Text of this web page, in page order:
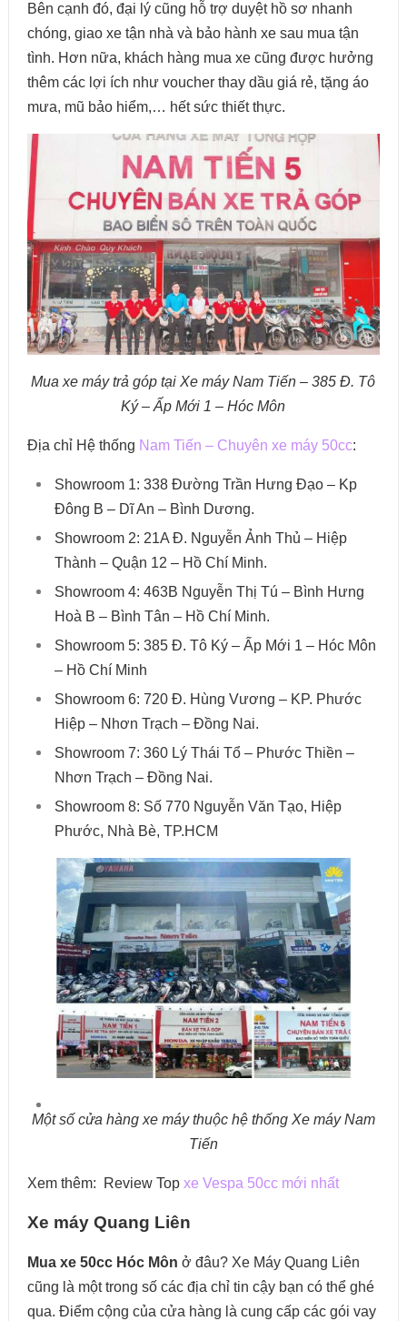
Bên cạnh đó, đại lý cũng hỗ trợ duyệt hồ sơ nhanh
chóng, giao xe tận nhà và bảo hành xe sau mua tận
tình. Hơn nữa, khách hàng mua xe cũng được hưởng
thêm các lợi ích như voucher thay dầu giá rẻ, tặng áo
mưa, mũ bảo hiểm,… hết sức thiết thực.
Mua xe máy trả góp tại Xe máy Nam Tiến – 385 Đ. Tô
Ký – Ấp Mới 1 – Hóc Môn
Địa chỉ Hệ thống Nam Tiến – Chuyên xe máy 50cc:
Showroom 1: 338 Đường Trần Hưng Đạo – Kp
Đông B – Dĩ An – Bình Dương.
Showroom 2: 21A Đ. Nguyễn Ảnh Thủ – Hiệp
Thành – Quận 12 – Hồ Chí Minh.
Showroom 4: 463B Nguyễn Thị Tú – Bình Hưng
Hoà B – Bình Tân – Hồ Chí Minh.
Showroom 5: 385 Đ. Tô Ký – Ấp Mới 1 – Hóc Môn
– Hồ Chí Minh
Showroom 6: 720 Đ. Hùng Vương – KP. Phước
Hiệp – Nhơn Trạch – Đồng Nai.
Showroom 7: 360 Lý Thái Tổ – Phước Thiền –
Nhơn Trạch – Đồng Nai.
Showroom 8: Số 770 Nguyễn Văn Tạo, Hiệp
Phước, Nhà Bè, TP.HCM
Một số cửa hàng xe máy thuộc hệ thống Xe máy Nam
Tiến
Xem thêm: Review Top xe Vespa 50cc mới nhất
Xe máy Quang Liên
Mua xe 50cc Hóc Môn ở đâu? Xe Máy Quang Liên
cũng là một trong số các địa chỉ tin cậy bạn có thể ghé
qua. Điểm cộng của cửa hàng là cung cấp các gói vay